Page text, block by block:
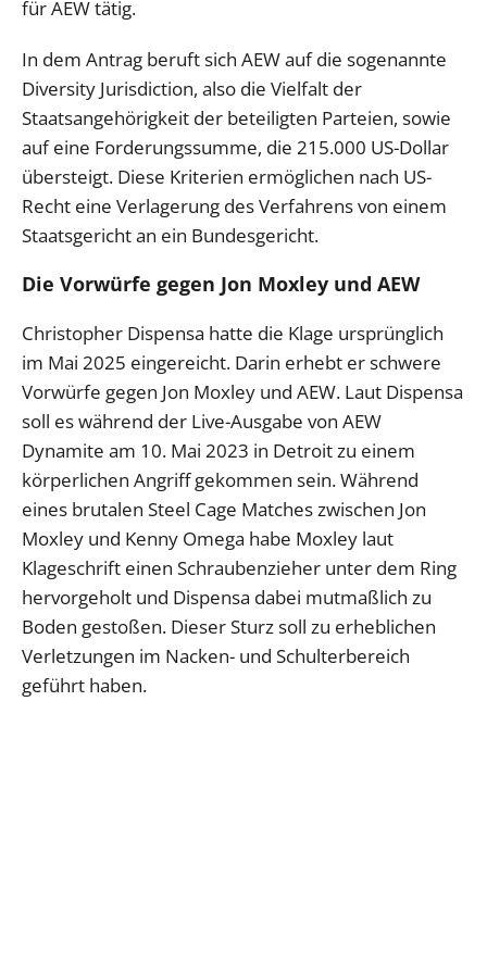
für AEW tätig.
In dem Antrag beruft sich AEW auf die sogenannte
Diversity Jurisdiction, also die Vielfalt der
Staatsangehörigkeit der beteiligten Parteien, sowie
auf eine Forderungssumme, die 215.000 US-Dollar
übersteigt. Diese Kriterien ermöglichen nach US-
Recht eine Verlagerung des Verfahrens von einem
Staatsgericht an ein Bundesgericht.
Die Vorwürfe gegen Jon Moxley und AEW
Christopher Dispensa hatte die Klage ursprünglich
im Mai 2025 eingereicht. Darin erhebt er schwere
Vorwürfe gegen Jon Moxley und AEW. Laut Dispensa
soll es während der Live-Ausgabe von AEW
Dynamite am 10. Mai 2023 in Detroit zu einem
körperlichen Angriff gekommen sein. Während
eines brutalen Steel Cage Matches zwischen Jon
Moxley und Kenny Omega habe Moxley laut
Klageschrift einen Schraubenzieher unter dem Ring
hervorgeholt und Dispensa dabei mutmaßlich zu
Boden gestoßen. Dieser Sturz soll zu erheblichen
Verletzungen im Nacken- und Schulterbereich
geführt haben.